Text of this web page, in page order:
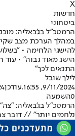
X
חדשות
ביטחוני
הרמטכ"ל בג'באליה:
במהלך הערכת מצב
להישגי הלחימה •
הישג מאוד גבוה" •
התנאים לכך"
לילך שובל
9/11/2024, 16:55
,עודכן
0השמעה
הרמטכ״ל בג'באליה:
נלחמים יותר" // דובר